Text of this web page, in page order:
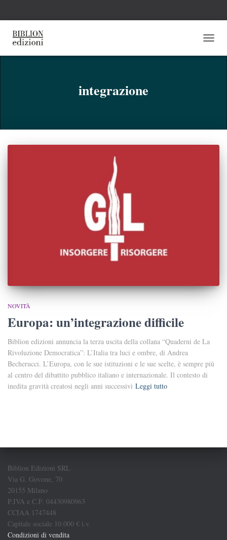
integrazione
NOVITÀ
Europa: un’integrazione difficile
Biblion edizioni annuncia la terza uscita della collana “Quaderni de La
Rivoluzione Democratica”: L’Italia tra luci e ombre, di Andrea
Becherucci. L’Europa, con le sue istituzioni e le sue scelte, è sempre più
al centro del dibattito pubblico italiano e internazionale. Il contesto di
inedita gravità creatosi negli anni successivi Leggi tutto
Biblion Edizioni SRL
Via G. Govone, 70
20155 Milano
P.IVA e C.F. 04430980963
CCIAA 1747448
Capitale sociale 10.000 € i.v.
Condizioni di vendita